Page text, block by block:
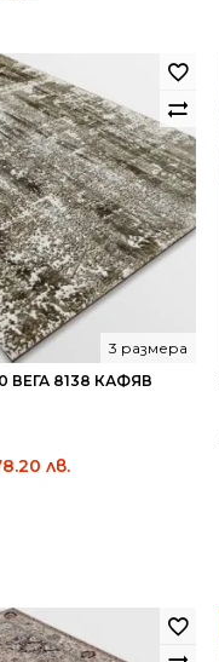
ВЕГА 8138 КАФЯВ
3 размера
лв.